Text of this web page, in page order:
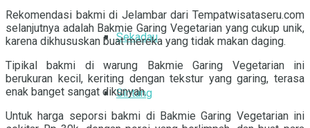
Sekadau
Sintang
Rekomendasi bakmi di Jelambar dari Tempatwisataseru.com
selanjutnya adalah Bakmie Garing Vegetarian yang cukup unik,
karena dikhususkan buat mereka yang tidak makan daging.
Tipikal bakmi di warung Bakmie Garing Vegetarian ini
berukuran kecil, keriting dengan tekstur yang garing, terasa
enak banget sangat dikunyah.
Untuk harga seporsi bakmi di Bakmie Garing Vegetarian ini